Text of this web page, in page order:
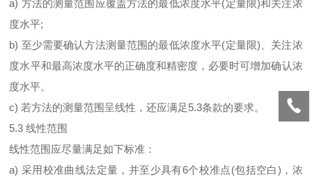
a) 方法的测量范围应覆盖方法的最低浓度水平(定量限)和关注浓
度水平;
b) 至少需要确认方法测量范围的最低浓度水平(定量限)、关注浓
度水平和最高浓度水平的正确度和精密度，必要时可增加确认浓
度水平。
c) 若方法的测量范围呈线性，还应满足5.3条款的要求。
5.3 线性范围
线性范围应尽量满足如下标准：
a) 采用校准曲线法定量，并至少具有6个校准点(包括空白)，浓